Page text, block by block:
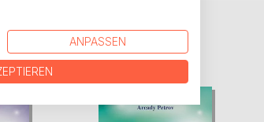
BEIBoD
ANPASSEN